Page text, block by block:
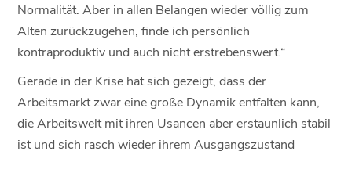
Normalität. Aber in allen Belangen wieder völlig zum
Alten zurückzugehen, finde ich persönlich
kontraproduktiv und auch nicht erstrebenswert.“
Gerade in der Krise hat sich gezeigt, dass der
Arbeitsmarkt zwar eine große Dynamik entfalten kann,
die Arbeitswelt mit ihren Usancen aber erstaunlich stabil
ist und sich rasch wieder ihrem Ausgangszustand